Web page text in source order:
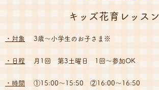
キッズ花育レッスン
・対象 3歳〜小学生のお子さま※
・日程 月1回 第3土曜日 1回〜参加OK
・時間 ①15:00〜15:50 ②16:00〜16:50